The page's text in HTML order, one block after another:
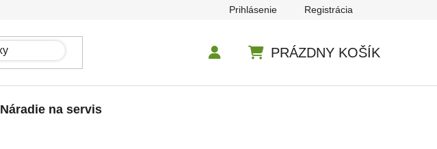
Prihlásenie Registrácia
PRÁZDNY KOŠÍK
Náradie na servis